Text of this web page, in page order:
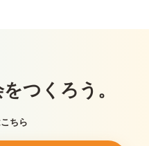
つくろう。
ちら